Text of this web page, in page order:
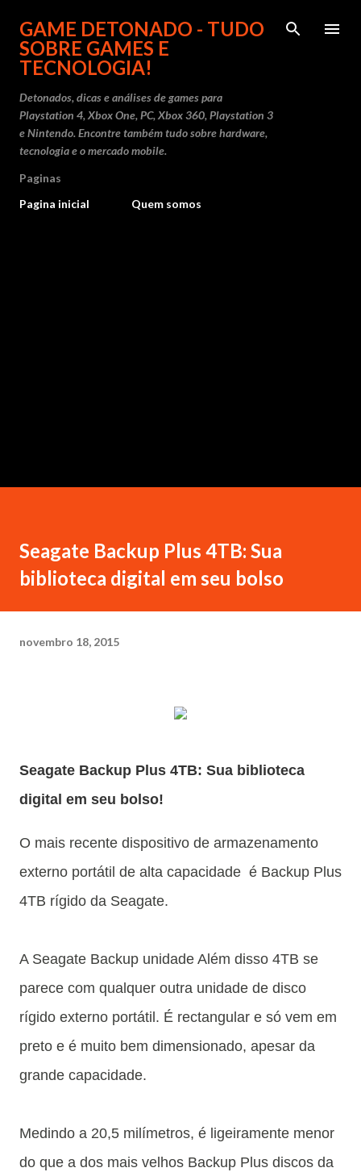
Pular para o conteúdo principal
GAME DETONADO - TUDO
SOBRE GAMES E
TECNOLOGIA!
Detonados, dicas e análises de games para
Playstation 4, Xbox One, PC, Xbox 360, Playstation 3
e Nintendo. Encontre também tudo sobre hardware,
tecnologia e o mercado mobile.
Paginas
Pagina inicial
Quem somos
Seagate Backup Plus 4TB: Sua
biblioteca digital em seu bolso
novembro 18, 2015
Seagate Backup Plus 4TB: Sua biblioteca
digital em seu bolso!
O mais recente dispositivo de armazenamento
externo portátil de alta capacidade é Backup Plus
4TB rígido da Seagate.
A Seagate Backup unidade Além disso 4TB se
parece com qualquer outra unidade de disco
rígido externo portátil. É rectangular e só vem em
preto e é muito bem dimensionado, apesar da
grande capacidade.
Medindo a 20,5 milímetros, é ligeiramente menor
do que a dos mais velhos Backup Plus discos da